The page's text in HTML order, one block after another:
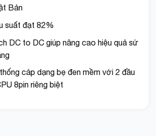
Bản
suất đạt 82%
DC to DC giúp nâng cao hiệu quả sử
cáp dạng bẹ đen mềm với 2 đầu
8pin riêng biệt